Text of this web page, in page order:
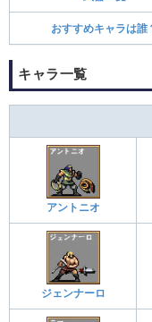
おすすめキャラは誰
キャラ一覧
アントニオ
ジェンナーロ